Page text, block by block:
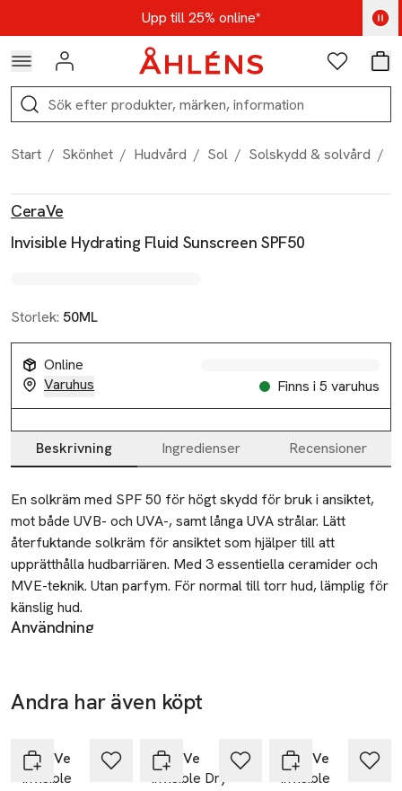
Hoppa till navigationsmenynUpp till 25% online*
Kod: AUG25 - Shoppa nu
Logga in Favoriter
Sök
Start / Skönhet / Hudvård / Sol / Solskydd & solvård /
CeraVe
Invisible Hydrating Fluid Sunscreen SPF50
Storlek: 50ML
Online
Varuhus
Finns i 5 varuhus
Beskrivning Ingredienser Recensioner
Beskrivning
En solkräm med SPF 50 för högt skydd för bruk i ansiktet,
mot både UVB- och UVA-, samt långa UVA strålar. Lätt
återfuktande solkräm för ansiktet som hjälper till att
upprätthålla hudbarriären. Med 3 essentiella ceramider och
MVE-teknik. Utan parfym. För normal till torr hud, lämplig för
känslig hud.
Användning
medför en allvarlig hälsorisk. Vistas inte för länge i solen,
även om du använder solskyddsmedel, eftersom det inte
i solen. Applicera ofta rikliga mängder, för att bibehålla
skyddet, särskilt när du har badat, svettats eller torkat dig.
Andra har även köpt
CeraVe
Invisible
CeraVe
Invisible Dry
CeraVe
Invisible